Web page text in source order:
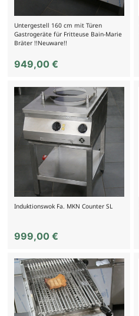
Untergestell 160 cm mit Türen
Gastrogeräte für Fritteuse Bain-Marie
Bräter !!Neuware!!
949,00 €
Induktionswok Fa. MKN Counter SL
999,00 €